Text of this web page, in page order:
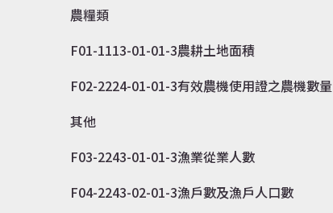
農糧類
F01-1113-01-01-3農耕土地面積
F02-2224-01-01-3有效農機使用證之農機數量
其他
F03-2243-01-01-3漁業從業人數
F04-2243-02-01-3漁戶數及漁戶人口數